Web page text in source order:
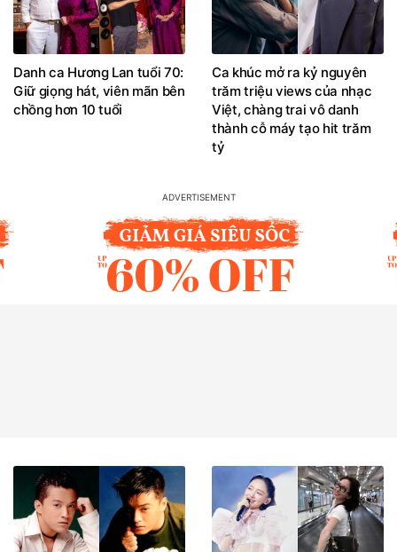
Danh ca Hương Lan tuổi 70:
Giữ giọng hát, viên mãn bên
chồng hơn 10 tuổi
Ca khúc mở ra kỷ nguyên
trăm triệu views của nhạc
Việt, chàng trai vô danh
thành cỗ máy tạo hit trăm
tỷ